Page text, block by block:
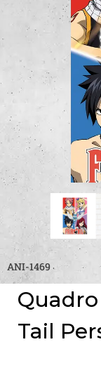
ANI-1469
Tail